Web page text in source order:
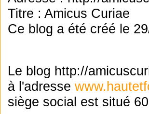
Titre : Amicus Curiae
Ce blog a été créé le
Le blog http://
à l'adresse
siège social est situé